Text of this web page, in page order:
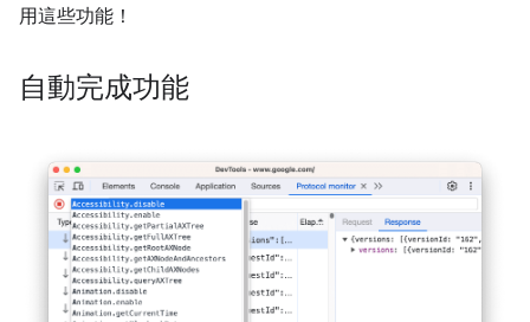
用這些功能！
自動完成功能